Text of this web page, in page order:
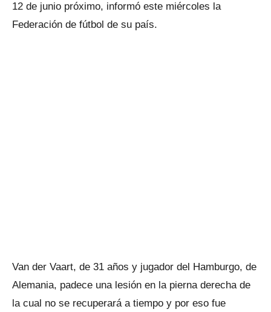
12 de junio próximo, informó este miércoles la
Federación de fútbol de su país.
Van der Vaart, de 31 años y jugador del Hamburgo, de
Alemania, padece una lesión en la pierna derecha de
la cual no se recuperará a tiempo y por eso fue